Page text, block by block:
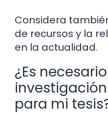
Considera
de recursos y la
en la actualidad.
¿Es
para mi